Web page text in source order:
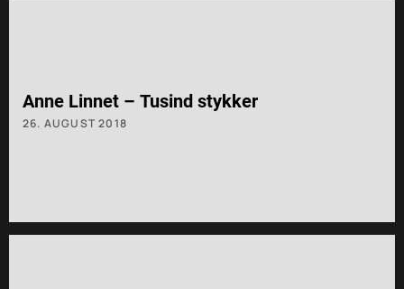
Anne Linnet – Tusind stykker
26. AUGUST 2018